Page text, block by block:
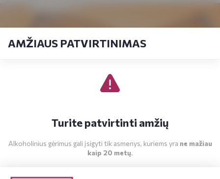
AMŽIAUS PATVIRTINIMAS
Turite patvirtinti amžių
Alkoholinius gėrimus gali įsigyti tik asmenys, kuriems yra ne mažiau
kaip 20 metų.